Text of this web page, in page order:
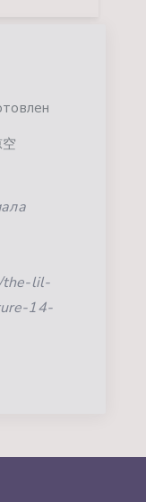
the-lil-
14-